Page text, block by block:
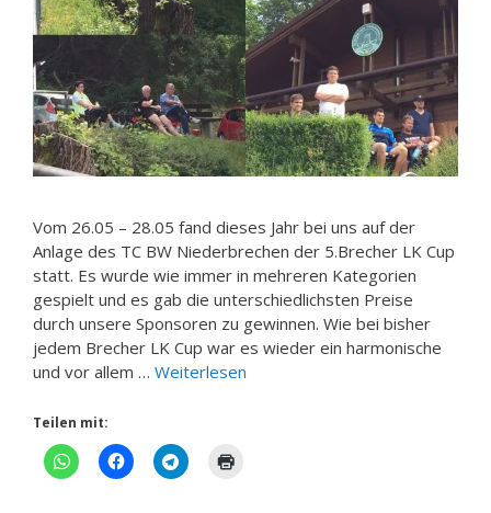
Vom 26.05 – 28.05 fand dieses Jahr bei uns auf der
Anlage des TC BW Niederbrechen der 5.Brecher LK Cup
statt. Es wurde wie immer in mehreren Kategorien
gespielt und es gab die unterschiedlichsten Preise
durch unsere Sponsoren zu gewinnen. Wie bei bisher
jedem Brecher LK Cup war es wieder ein harmonische
und vor allem … Weiterlesen
Teilen mit: